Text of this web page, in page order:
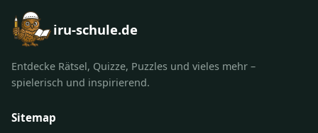
iru-schule.de
Entdecke Rätsel, Quizze, Puzzles und vieles mehr –
spielerisch und inspirierend.
Sitemap